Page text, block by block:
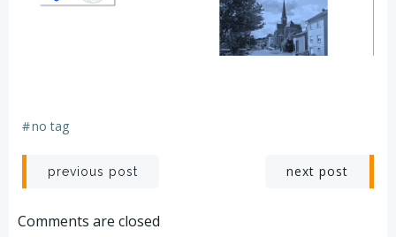
#no tag
Post
navigation
previous post next post
Comments are closed